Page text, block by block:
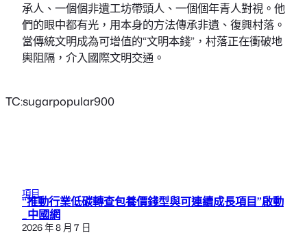
承人、一個個非遺工坊帶頭人、一個個年青人對視。他
們的眼中都有光，用本身的方法傳承非遺、復興村落。
當傳統文明成為可增值的“文明本錢”，村落正在衝破地
輿阻隔，介入國際文明交通。
TC:sugarpopular900
項目
“推動行業低碳轉查包養價錢型與可連續成長項目”啟動
_中國網
2026 年 8 月 7 日